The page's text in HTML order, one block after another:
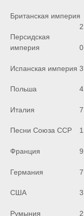
Британская империя
2
Персидская
империя
0
Испанская империя 3
Польша 4
Италия 7
Песни Союза ССР 1
Франция 9
Германия 7
США 3
Румыния 2